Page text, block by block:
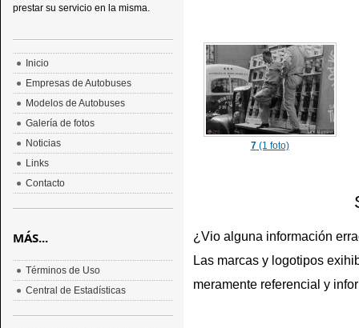
7(1 foto)
¿Vio alguna información
Las marcas y logotipos
meramente referencial y
prestar su servicio en la misma.
Inicio
Empresas de Autobuses
Modelos de Autobuses
Galería de fotos
Noticias
Links
Contacto
MÁS...
Términos de Uso
Central de Estadísticas